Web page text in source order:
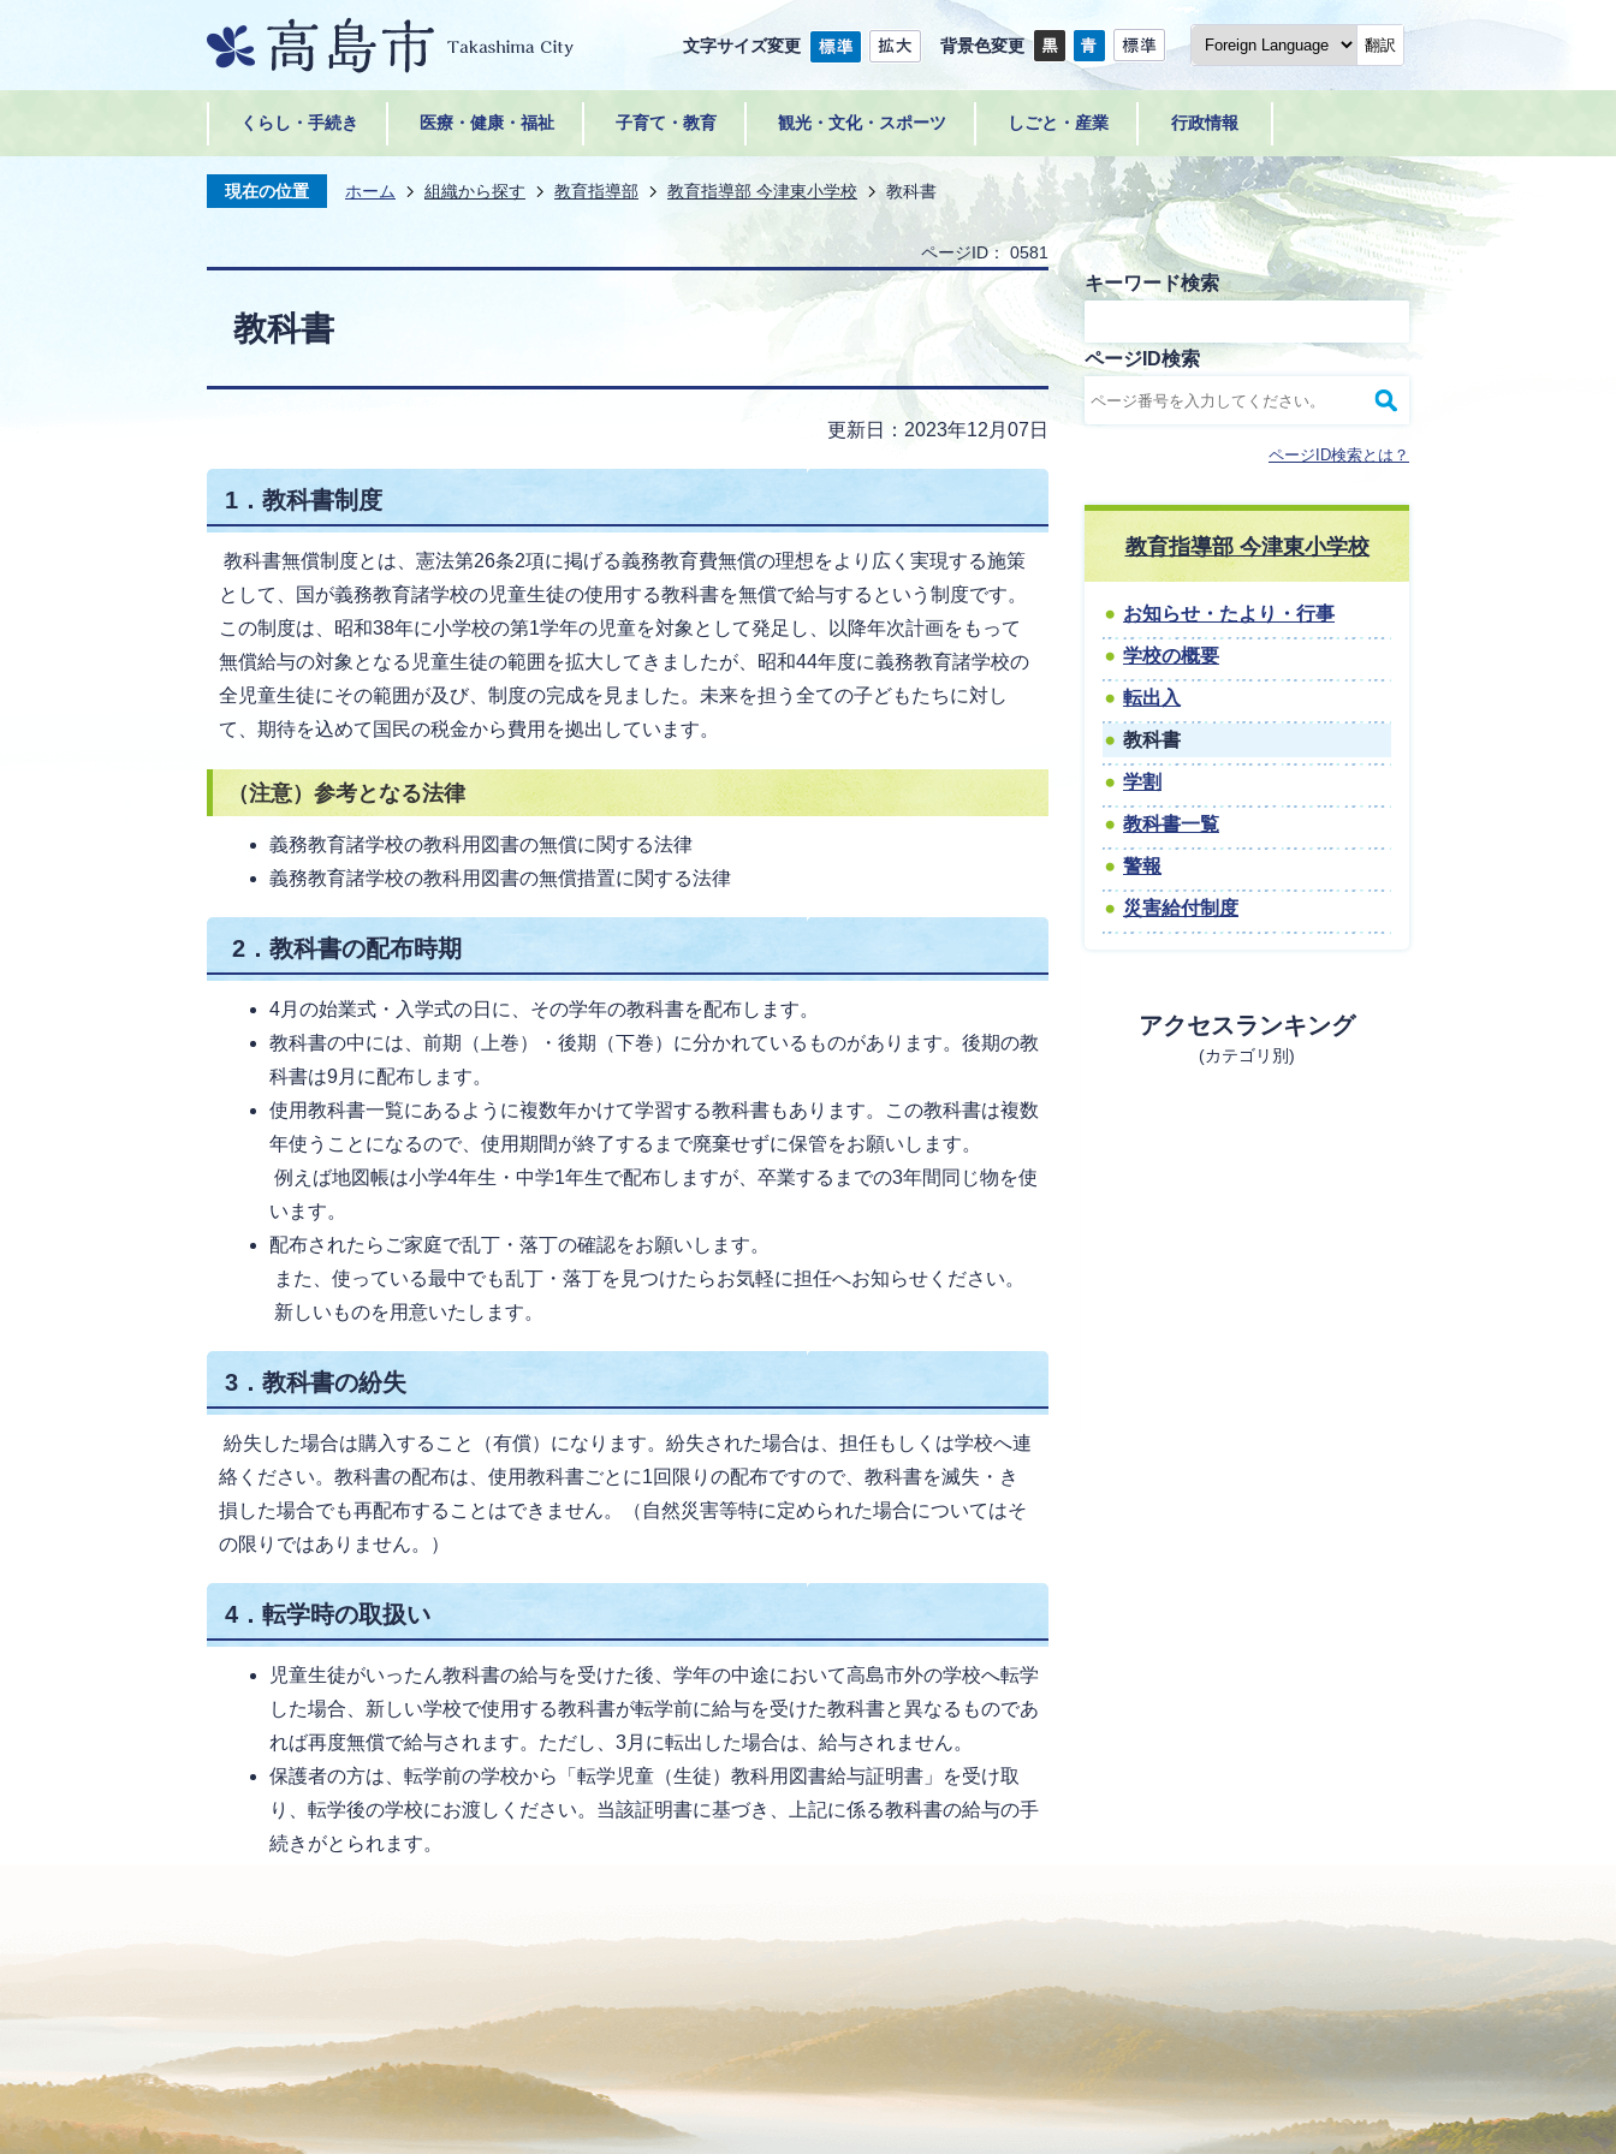
文字サイズ変更 背景色変更 翻訳
くらし・手続き 医療・健康・福祉 子育て・教育 観光・文化・スポーツ しごと・産業 行政情報
現在の位置 ホーム 組織から探す 教育指導部 教育指導部 今津東小学校 教科書
ページID： 0581
教科書
更新日：2023年12月07日
1．教科書制度
教科書無償制度とは、憲法第26条2項に掲げる義務教育費無償の理想をより広く実現する施策
として、国が義務教育諸学校の児童生徒の使用する教科書を無償で給与するという制度です。
この制度は、昭和38年に小学校の第1学年の児童を対象として発足し、以降年次計画をもって
無償給与の対象となる児童生徒の範囲を拡大してきましたが、昭和44年度に義務教育諸学校の
全児童生徒にその範囲が及び、制度の完成を見ました。未来を担う全ての子どもたちに対し
て、期待を込めて国民の税金から費用を拠出しています。
（注意）参考となる法律
義務教育諸学校の教科用図書の無償に関する法律
義務教育諸学校の教科用図書の無償措置に関する法律
​​​​​​​ 2．教科書の配布時期
4月の始業式・入学式の日に、その学年の教科書を配布します。
教科書の中には、前期（上巻）・後期（下巻）に分かれているものがあります。後期の教
科書は9月に配布します。
使用教科書一覧にあるように複数年かけて学習する教科書もあります。この教科書は複数
年使うことになるので、使用期間が終了するまで廃棄せずに保管をお願いします。
例えば地図帳は小学4年生・中学1年生で配布しますが、卒業するまでの3年間同じ物を使
います。
配布されたらご家庭で乱丁・落丁の確認をお願いします。
また、使っている最中でも乱丁・落丁を見つけたらお気軽に担任へお知らせください。
新しいものを用意いたします。
3．教科書の紛失
紛失した場合は購入すること（有償）になります。紛失された場合は、担任もしくは学校へ連
絡ください。教科書の配布は、使用教科書ごとに1回限りの配布ですので、教科書を滅失・き
損した場合でも再配布することはできません。（自然災害等特に定められた場合についてはそ
の限りではありません。）
4．転学時の取扱い
児童生徒がいったん教科書の給与を受けた後、学年の中途において高島市外の学校へ転学
した場合、新しい学校で使用する教科書が転学前に給与を受けた教科書と異なるものであ
れば再度無償で給与されます。ただし、3月に転出した場合は、給与されません。
保護者の方は、転学前の学校から「転学児童（生徒）教科用図書給与証明書」を受け取
り、転学後の学校にお渡しください。当該証明書に基づき、上記に係る教科書の給与の手
続きがとられます。
キーワード検索
ページID検索
ページID検索とは？
教育指導部 今津東小学校
お知らせ・たより・行事
学校の概要
転出入
教科書
学割
教科書一覧
警報
災害給付制度
アクセスランキング
(カテゴリ別)